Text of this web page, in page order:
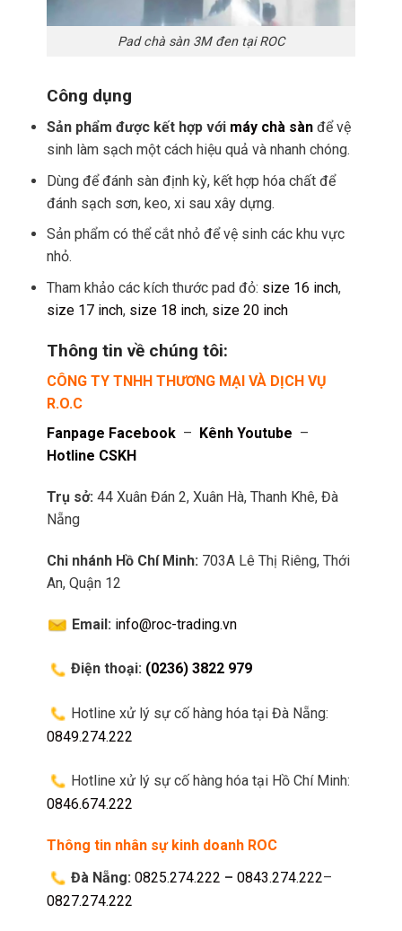
Pad chà sàn 3M đen tại ROC
Công dụng
Sản phẩm được kết hợp với máy chà sàn để vệ
sinh làm sạch một cách hiệu quả và nhanh chóng.
Dùng để đánh sàn định kỳ, kết hợp hóa chất để
đánh sạch sơn, keo, xi sau xây dựng.
Sản phẩm có thể cắt nhỏ để vệ sinh các khu vực
nhỏ.
Tham khảo các kích thước pad đỏ: size 16 inch,
size 17 inch, size 18 inch, size 20 inch
Thông tin về chúng tôi:
CÔNG TY TNHH THƯƠNG MẠI VÀ DỊCH VỤ
R.O.C
Fanpage Facebook– Kênh Youtube –
Hotline CSKH
Trụ sở: 44 Xuân Đán 2, Xuân Hà, Thanh Khê, Đà
Nẵng
Chi nhánh Hồ Chí Minh: 703A Lê Thị Riêng, Thới
An, Quận 12
Email: info@roc-trading.vn
Điện thoại: (0236) 3822 979
Hotline xử lý sự cố hàng hóa tại Đà Nẵng:
0849.274.222
Hotline xử lý sự cố hàng hóa tại Hồ Chí Minh:
0846.674.222
Thông tin nhân sự kinh doanh ROC
Đà Nẵng: 0825.274.222 – 0843.274.222–
0827.274.222